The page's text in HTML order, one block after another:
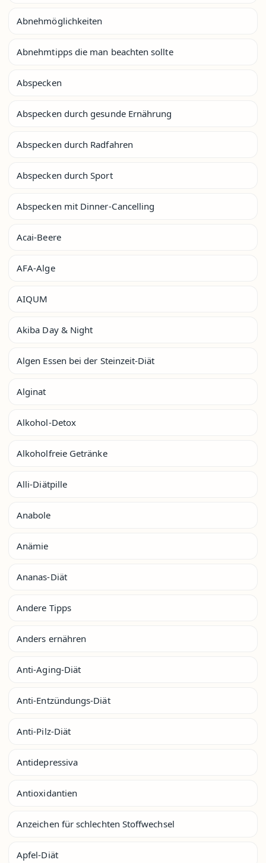
Abnehmöglichkeiten
Abnehmtipps die man beachten sollte
Abspecken
Abspecken durch gesunde Ernährung
Abspecken durch Radfahren
Abspecken durch Sport
Abspecken mit Dinner-Cancelling
Acai-Beere
AFA-Alge
AIQUM
Akiba Day & Night
Algen Essen bei der Steinzeit-Diät
Alginat
Alkohol-Detox
Alkoholfreie Getränke
Alli-Diätpille
Anabole
Anämie
Ananas-Diät
Andere Tipps
Anders ernähren
Anti-Aging-Diät
Anti-Entzündungs-Diät
Anti-Pilz-Diät
Antidepressiva
Antioxidantien
Anzeichen für schlechten Stoffwechsel
Apfel-Diät